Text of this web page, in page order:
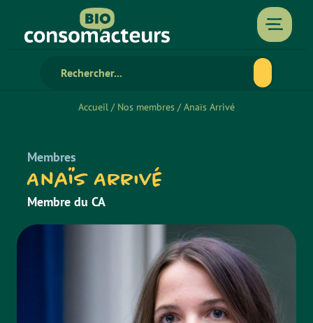
Accueil / Nos membres /Anaïs Arrivé
Membres
Anaïs Arrivé
Membre du CA